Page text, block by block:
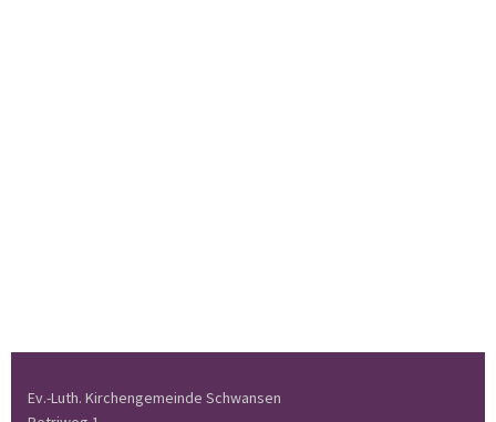
Ev.-Luth. Kirchengemeinde Schwansen